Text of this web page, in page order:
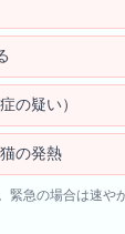
の疑い）
の発熱
急の場合は速や